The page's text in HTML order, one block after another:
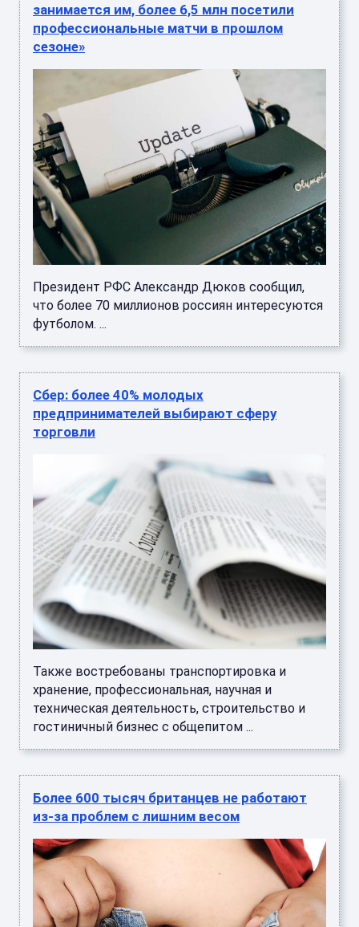
занимается им, более 6,5 млн посетили
профессиональные матчи в прошлом
сезоне»
Президент РФС Александр Дюков сообщил,
что более 70 миллионов россиян интересуются
футболом. ...
Сбер: более 40% молодых
предпринимателей выбирают сферу
торговли
Также востребованы транспортировка и
хранение, профессиональная, научная и
техническая деятельность, строительство и
гостиничный бизнес с общепитом ...
Более 600 тысяч британцев не работают
из-за проблем с лишним весом